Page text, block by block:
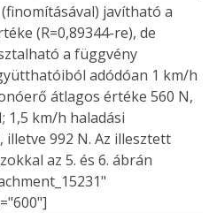
javítható a
(R=0,89344-re), de
a függvény
adódóan 1 km/h
átlagos értéke 560 N,
1,5 km/h haladási
illetve 992 N. Az illesztett
az 5. és 6. ábrán